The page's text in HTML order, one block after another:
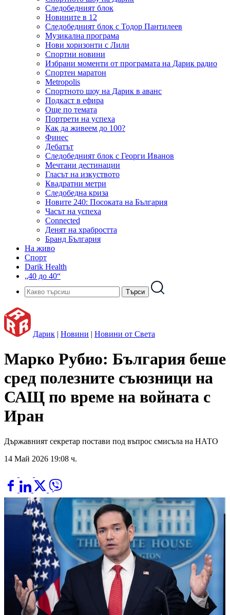
Следобедният блок
Новините в 12
Следобедният блок с Тодор Пантилеев
Музикална програма
Нови хоризонти с Лили
Спортни новини
Избрани моменти от програмата на Дарик радио
Спортен маратон
Metropolis
Спортното шоу на Дарик в аванс
Подкаст в ефира
Още по темата
Портрети на успеха
Как да живеем до 100?
Финес
Дебатът
Следобедният блок с Георги Иванов
Мечтани дестинации
Гласът на изкуството
Квадратни метри
Следобедна криза
Новите 240: Посоката на България
Часът на успеха
Connected
Денят на храбростта
Бранд България
На живо
Спорт
Darik Health
„40 до 40“
Дарик | Новини | Новини от Света
Марко Рубио: България беше
сред полезните съюзници на
САЩ по време на войната с
Иран
Държавният секретар постави под въпрос смисъла на НАТО
14 Май 2026 19:08 ч.